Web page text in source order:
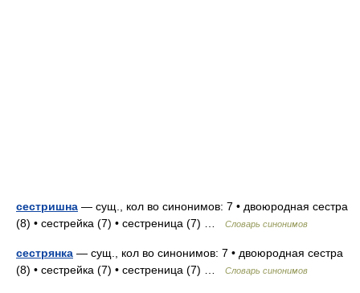
сестришна — сущ., кол во синонимов: 7 • двоюродная сестра
(8) • сестрейка (7) • сестреница (7) …
Словарь синонимов
сестрянка — сущ., кол во синонимов: 7 • двоюродная сестра
(8) • сестрейка (7) • сестреница (7) …
Словарь синонимов